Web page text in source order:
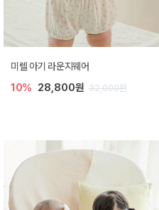
미렐 아기 라운지웨어
10% 28,800원 32,000원